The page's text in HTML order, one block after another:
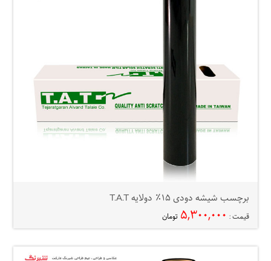
برچسب شیشه دودی ۱۵٪ دولایه T.A.T
قیمت : ۵,۳۰۰,۰۰۰ تومان